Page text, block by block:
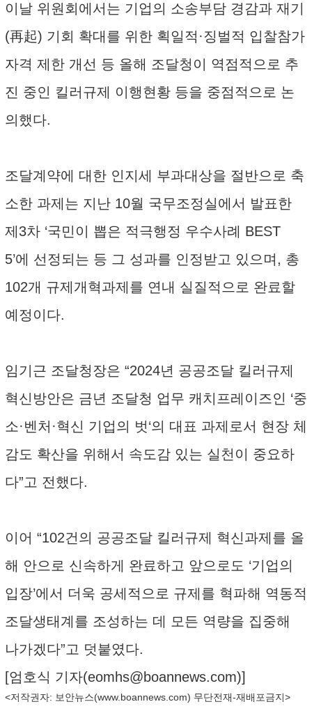
이날 위원회에서는 기업의 소송부담 경감과 재기
(再起) 기회 확대를 위한 획일적·징벌적 입찰참가
자격 제한 개선 등 올해 조달청이 역점적으로 추
진 중인 킬러규제 이행현황 등을 중점적으로 논
의했다.
조달계약에 대한 인지세 부과대상을 절반으로 축
소한 과제는 지난 10월 국무조정실에서 발표한
제3차 ‘국민이 뽑은 적극행정 우수사례 BEST
5’에 선정되는 등 그 성과를 인정받고 있으며, 총
102개 규제개혁과제를 연내 실질적으로 완료할
예정이다.
임기근 조달청장은 “2024년 공공조달 킬러규제
혁신방안은 금년 조달청 업무 캐치프레이즈인 ‘중
소·벤처·혁신 기업의 벗‘의 대표 과제로서 현장 체
감도 확산을 위해서 속도감 있는 실천이 중요하
다”고 전했다.
이어 “102건의 공공조달 킬러규제 혁신과제를 올
해 안으로 신속하게 완료하고 앞으로도 ‘기업의
입장’에서 더욱 공세적으로 규제를 혁파해 역동적
조달생태계를 조성하는 데 모든 역량을 집중해
나가겠다”고 덧붙였다.
[엄호식 기자(eomhs@boannews.com)]
<저작권자: 보안뉴스(www.boannews.com) 무단전재-재배포금지>